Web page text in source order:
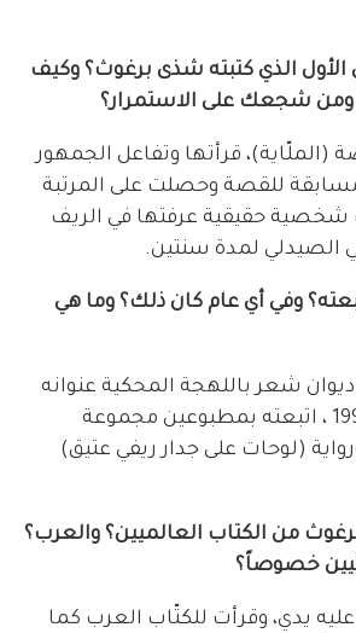
الأول الذي كتبته شذى برغوث؟ وكيف
ومن شجعك على الاستمرار؟
(الملّاية)، قرأتها وتفاعل الجمهور
للقصة وحصلت على المرتبة
شخصية حقيقية عرفتها في الريف
الصيدلي لمدة سنتين.
وفي أي عام كان ذلك؟ وما هي
شعر باللهجة المحكية عنوانه
(سوالف فراتية )1994 ، اتبعته بمطبوعين مجموعة
(لوحات على جدار ريفي عتيق)
من الكتاب العالميين؟ والعرب؟
خصوصاً؟
يدي، وقرأت للكتّاب العرب كما